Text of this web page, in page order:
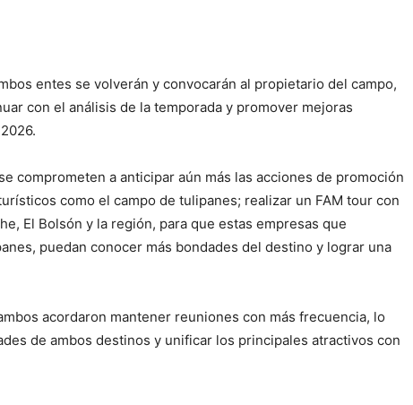
entes se volverán y convocarán al propietario del campo,
con el análisis de la temporada y promover mejoras
comprometen a anticipar aún más las acciones de promoción
como el campo de tulipanes; realizar un FAM tour con
El Bolsón y la región, para que estas empresas que
puedan conocer más bondades del destino y lograr una
acordaron mantener reuniones con más frecuencia, lo
de ambos destinos y unificar los principales atractivos con